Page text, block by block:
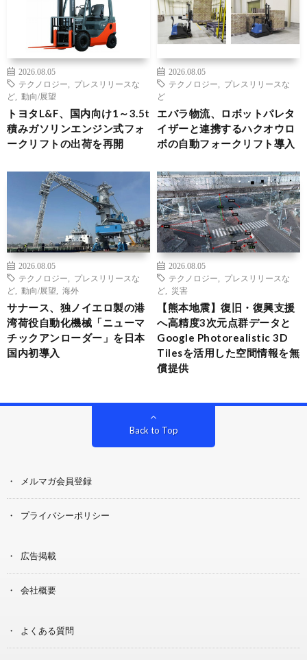
2026.08.05
テクノロジー
プレスリリースな
ど
動向/展望
トヨタL&F、国内向け1～3.5t
積みガソリンエンジン式フォ
ークリフトの出荷を再開
2026.08.05
テクノロジー
プレスリリースな
ど
エバラ物流、ロボットパレタ
イザーと連携するハクオウロ
ボの自動フォークリフト導入
2026.08.05
テクノロジー
プレスリリースな
ど
動向/展望 海外
サナース、独ノイエロ製の港
湾荷役自動化機械「ニューマ
チックアンローダー」を日本
国内初導入
2026.08.05
テクノロジー
プレスリリースな
ど
災害
【熊本地震】復旧・復興支援
へ高精度3次元点群データと
Google Photorealistic 3D
Tilesを活用した空間情報を無
償提供
Back to Top
メルマガ会員登録
プライバシーポリシー
広告掲載
会社概要
よくある質問